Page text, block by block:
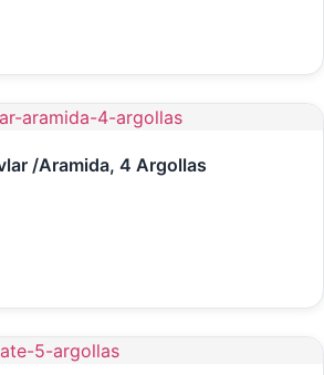
/Aramida, 4 Argollas